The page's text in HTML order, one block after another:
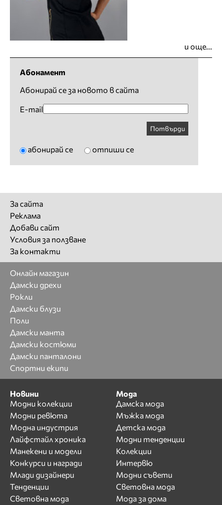
и още...
Абонамент
Абонирай се за новото в сайта
E-mail
Потвърди
абонирай се отпиши се
За сайта
Реклама
Добави сайт
Условия за ползване
За контакти
Онлайн магазин
Дамски дрехи
Рокли
Дамски блузи
Поли
Дамски манта
Дамски костюми
Дамски панталони
Спортни екипи
Новини
Модни колекции
Модни ревюта
Модна индустрия
Лайфстайл хроника
Манекени и модели
Конкурси и награди
Млади дизайнери
Тенденции
Световна мода
Мода
Дамска мода
Мъжка мода
Детска мода
Модни тенденции
Колекции
Интервю
Модни съвети
Световна мода
Мода за дома